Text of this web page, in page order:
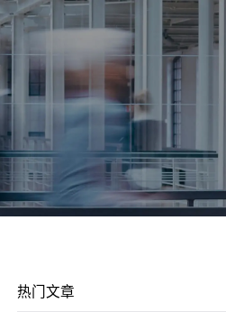
通过关键词策略、平台广告优化和流量加权撬动
1v1投放顾问 | AI智能投放 | 海外广告代投
全链路代运营
跨境电商行业热点新闻消息
热门文章